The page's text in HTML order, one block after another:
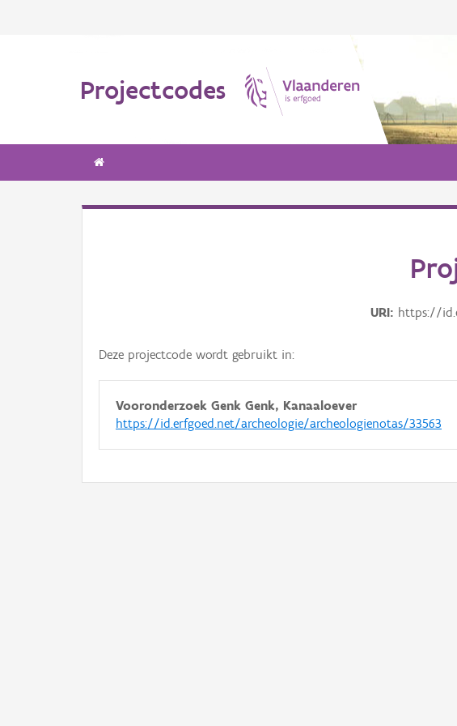
Projectcodes
URI https://
Deze projectcode wordt gebruikt in:
Vooronderzoek Genk Genk, Kanaaloever
https://id.erfgoed.net/archeologie/archeologienotas/33563